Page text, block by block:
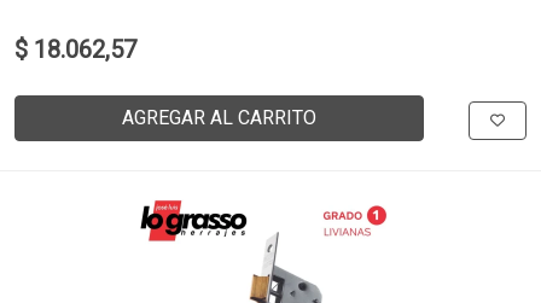
$ 18.062,57
AGREGAR AL CARRITO